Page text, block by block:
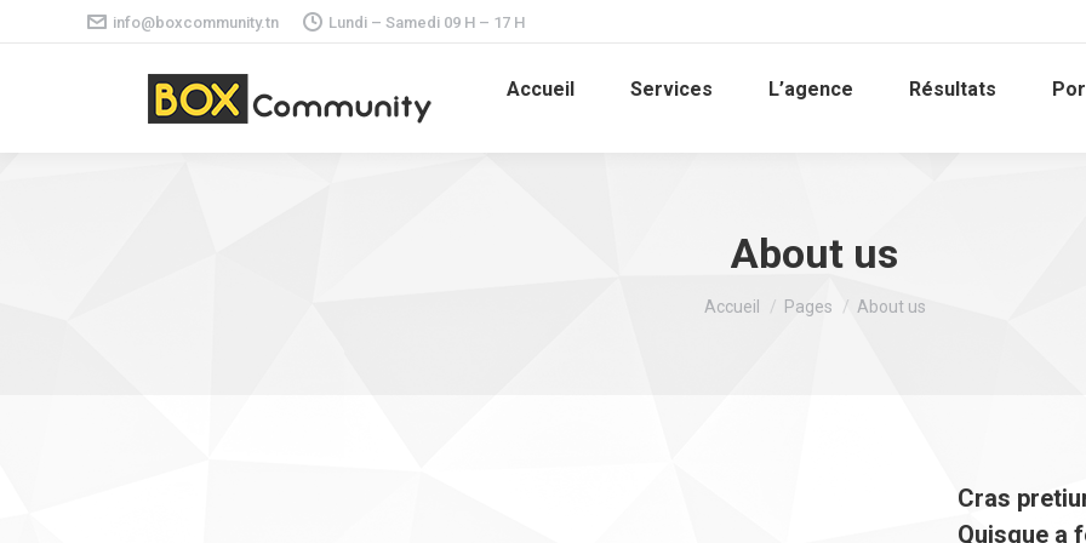
info@boxcommunity.tn Lundi – Samedi 09 H – 17 H
Accueil Services L’agence Résultats
About us
Vous êtes ici :
Accueil Pages About us
Cras
Quisque a